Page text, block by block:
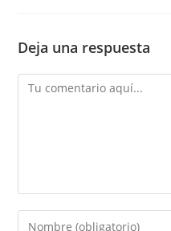
Deja una respuesta
Comentario
Introduce